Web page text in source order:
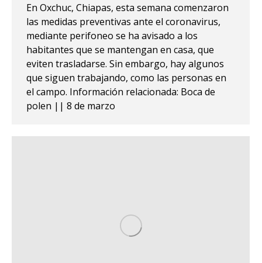
En Oxchuc, Chiapas, esta semana comenzaron
las medidas preventivas ante el coronavirus,
mediante perifoneo se ha avisado a los
habitantes que se mantengan en casa, que
eviten trasladarse. Sin embargo, hay algunos
que siguen trabajando, como las personas en
el campo. Información relacionada: Boca de
polen || 8 de marzo